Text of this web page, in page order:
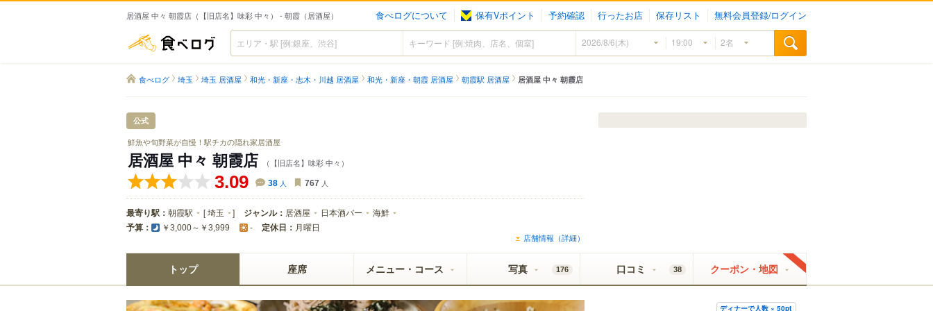
居酒屋 中々 朝霞店（【旧店名】味彩 中々） - 朝霞（居酒屋） 食べログについて 保有Vポイント 予約確認 行ったお店 保存リスト 無料会員登録/ログイン
食べログ
食べログ 埼玉 埼玉 居酒屋 和光・新座・志木・川越 居酒屋 和光・新座・朝霞 居酒屋 朝霞駅 居酒屋 居酒屋 中々 朝霞店
公式
鮮魚や旬野菜が自慢！駅チカの隠れ家居酒屋
居酒屋 中々 朝霞店 （【旧店名】味彩 中々）
3.09 38 人 767 人
最寄り駅： 朝霞駅 [埼玉 ] ジャンル： 居酒屋 日本酒バー 海鮮
予算： ￥3,000～￥3,999 - 定休日： 月曜日
店舗情報（詳細）
トップ 座席 メニュー・コース 写真 176 口コミ 38 クーポン・地図
ディナーで人数 × 50pt